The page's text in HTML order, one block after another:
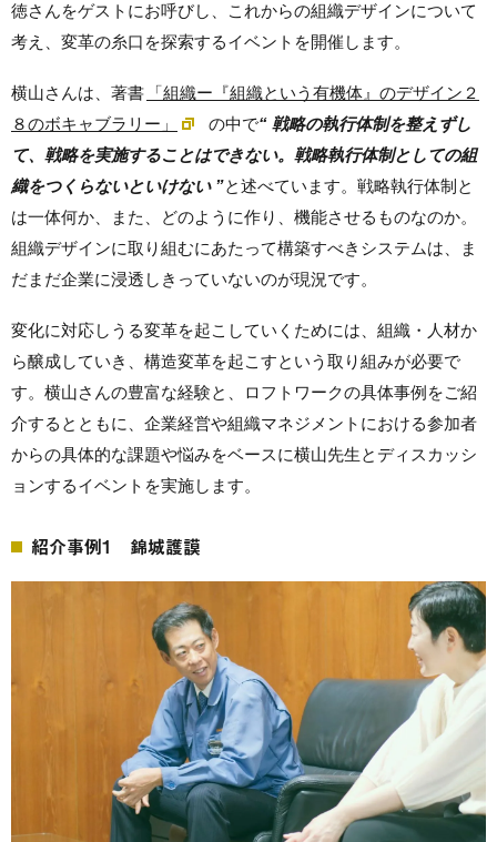
徳さんをゲストにお呼びし、これからの組織デザインについて
考え、変革の糸口を探索するイベントを開催します。
横山さんは、著書
「組織ー『組織という有機体』のデザイン２
８のボキャブラリー」
の中で“ 戦略の執行体制を整えずし
て、戦略を実施することはできない。戦略執行体制としての組
織をつくらないといけない ”と述べています。戦略執行体制と
は一体何か、また、どのように作り、機能させるものなのか。
組織デザインに取り組むにあたって構築すべきシステムは、ま
だまだ企業に浸透しきっていないのが現況です。
変化に対応しうる変革を起こしていくためには、組織・人材か
ら醸成していき、構造変革を起こすという取り組みが必要で
す。横山さんの豊富な経験と、ロフトワークの具体事例をご紹
介するとともに、企業経営や組織マネジメントにおける参加者
からの具体的な課題や悩みをベースに横山先生とディスカッシ
ョンするイベントを実施します。
紹介事例1 錦城護謨